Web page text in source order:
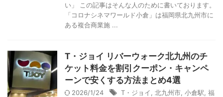
い」 この記事はそんな人のために書いております。
「コロナシネマワールド小倉」は福岡県北九州市に
ある複合商業施 ...
T・ジョイ リバーウォーク北九州のチ
ケット料金を割引クーポン・キャンペ
ーンで安くする方法まとめ4選
2026/1/24 T・ジョイ 北九州市 小倉駅 福